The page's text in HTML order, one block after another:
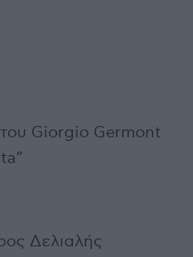
Giorgio Germont
Δελιαλής